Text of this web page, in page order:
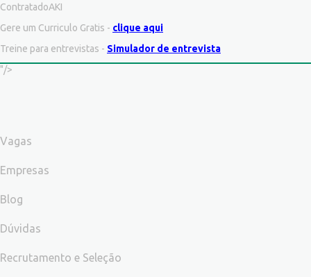
ContratadoAKI
Gere um Curriculo Gratis - clique aqui
Treine para entrevistas - Simulador de entrevista
"/>
Vagas
Empresas
Blog
Dúvidas
Recrutamento e Seleção